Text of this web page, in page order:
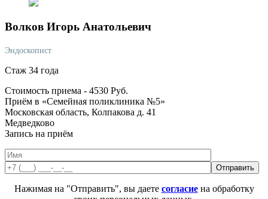
Волков Игорь Анатольевич
Эндоскопист
Стаж 34 года
Стоимость приема - 4530 Руб.
Приём в «Семейная поликлиника №5»
Московская область, Колпакова д. 41
Медведково
Запись на приём
Нажимая на "Отправить", вы даете согласиена обработку